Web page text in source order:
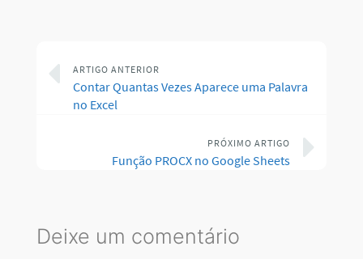
ARTIGO ANTERIOR
Contar Quantas Vezes Aparece uma Palavra
no Excel
PRÓXIMO ARTIGO
Função PROCX no Google Sheets
Deixe um comentário